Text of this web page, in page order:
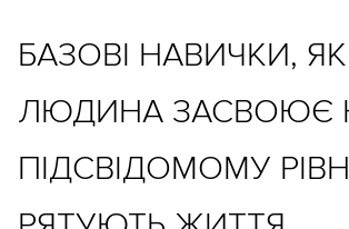
БАЗОВІ НАВИЧКИ,
ЛЮДИНА ЗАСВОЮЄ
ПІДСВІДОМОМУ